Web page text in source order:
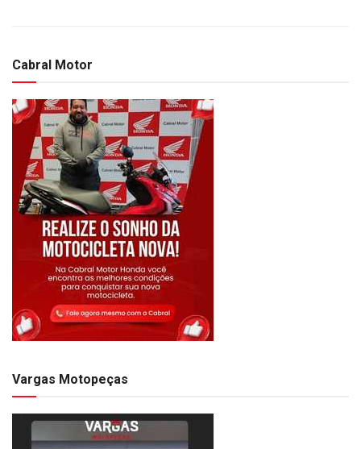
Cabral Motor
Vargas Motopeças